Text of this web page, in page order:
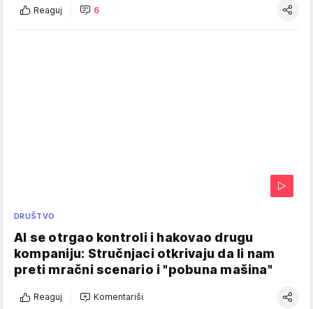
Reaguj 6
DRUŠTVO
AI se otrgao kontroli i hakovao drugu
kompaniju: Stručnjaci otkrivaju da li nam
preti mračni scenario i "pobuna mašina"
Reaguj Komentariši